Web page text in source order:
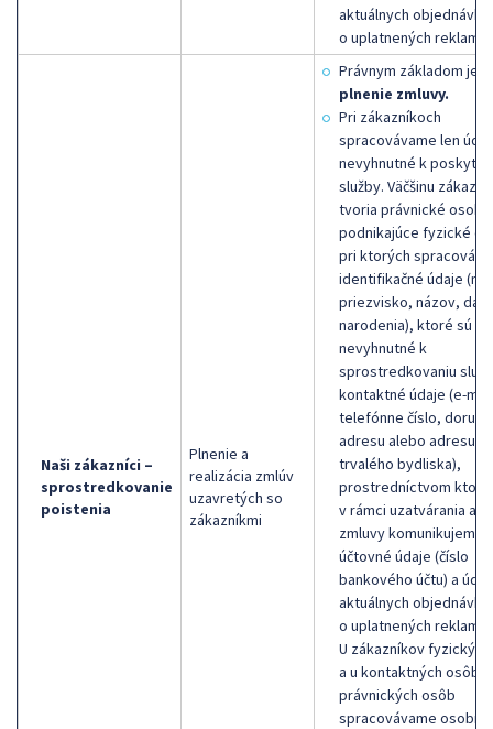
aktuálnych
o uplatnených
Naši zákazníci –
sprostredkovanie
poistenia
Plnenie a
realizácia zmlúv
uzavretých so
zákazníkmi
Právnym základom je
plnenie zmluvy.
Pri zákazníkoch
spracovávame len
nevyhnutné k
služby. Väčšinu
tvoria právnické
podnikajúce fyzické
pri ktorých
identifikačné údaje
priezvisko, názov,
narodenia), ktoré sú
nevyhnutné k
sprostredkovaniu
kontaktné údaje (e-
telefónne číslo,
adresu alebo adresu
trvalého bydliska),
prostredníctvom
v rámci uzatvárania a
zmluvy komunikujeme,
účtovné údaje (číslo
bankového účtu) a
aktuálnych
o uplatnených
U zákazníkov
a u kontaktných osôb
právnických osôb
spracovávame